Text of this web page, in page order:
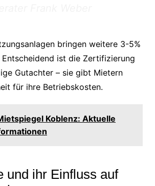
bringen weitere 3-5%
ist die Zertifizierung
Gutachter – sie gibt Mietern
für ihre Betriebskosten.
Koblenz: Aktuelle
und ihr Einfluss auf